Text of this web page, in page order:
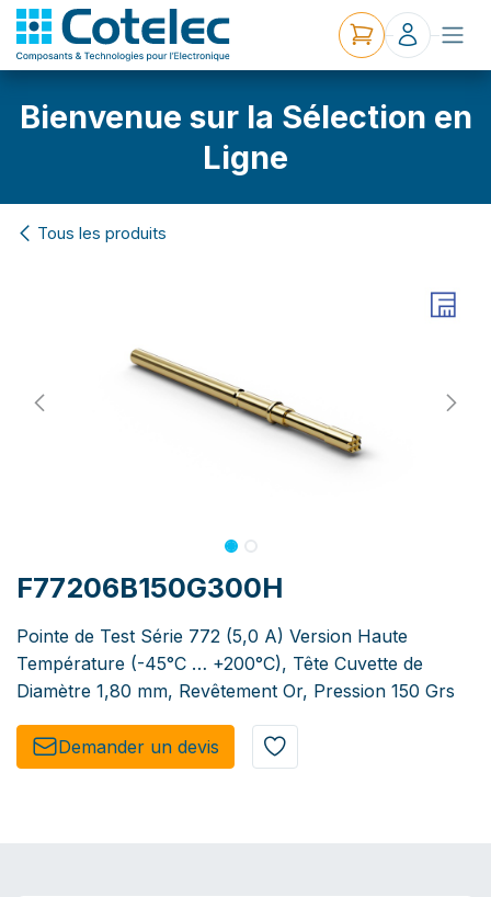
Bienvenue sur la Sélection en
Ligne
Tous les produits
F77206B150G300H
Pointe de Test Série 772 (5,0 A) Version Haute
Température (-45°C … +200°C), Tête Cuvette de
Diamètre 1,80 mm, Revêtement Or, Pression 150 Grs
Demander un de​​vis​​